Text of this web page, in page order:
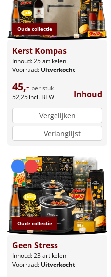
Oude collectie
Kerst Kompas
Inhoud: 25 artikelen
Voorraad: Uitverkocht
45,- per stuk
52,25 incl. BTW Inhoud
Vergelijken
Verlanglijst
Oude collectie
Geen Stress
Inhoud: 23 artikelen
Voorraad: Uitverkocht